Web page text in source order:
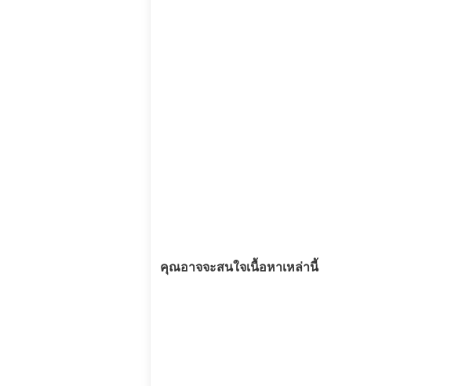
คุณอาจจะสนใจเนื้อหาเหล่านี้